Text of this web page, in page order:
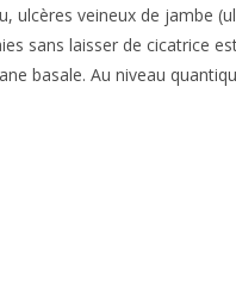
veineux de jambe
sans laisser de cicatrice
basale. Au niveau